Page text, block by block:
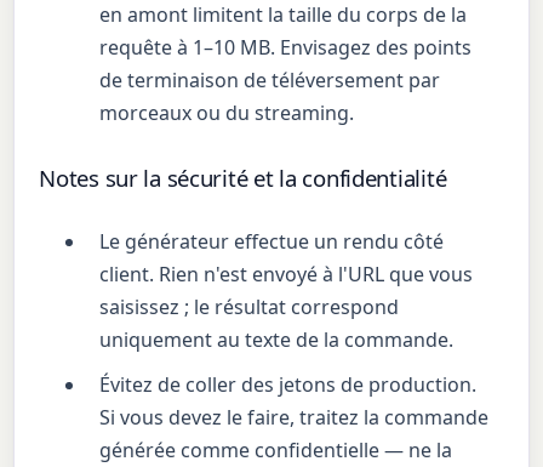
en amont limitent la taille du corps de la
requête à 1–10 MB. Envisagez des points
de terminaison de téléversement par
morceaux ou du streaming.
Notes sur la sécurité et la confidentialité
Le générateur effectue un rendu côté
client. Rien n'est envoyé à l'URL que vous
saisissez ; le résultat correspond
uniquement au texte de la commande.
Évitez de coller des jetons de production.
Si vous devez le faire, traitez la commande
générée comme confidentielle — ne la